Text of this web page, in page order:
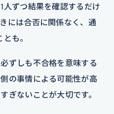
人ずつ結果を確認するだけ
には合否に関係なく、通
も。
ずしも不合格を意味する
の事情による可能性が高
ぎないことが大切です。